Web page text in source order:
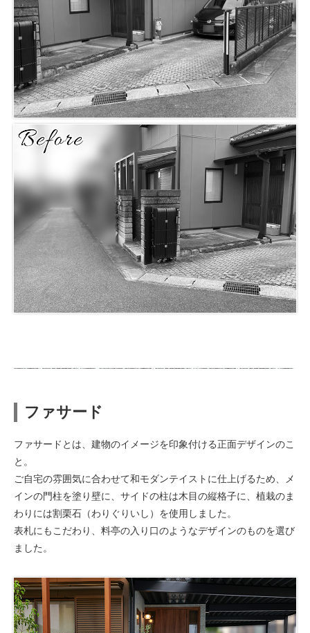
ファサード
ファサードとは、建物のイメージを印象付ける正面デザインのこ
と。
ご自宅の雰囲気に合わせて和モダンテイストに仕上げるため、メ
インの門柱を塗り壁に、サイドの柱は木目の縦格子に、植栽のま
わりには割栗石（わりぐりいし）を使用しました。
表札にもこだわり、料亭の入り口のようなデザインのものを選び
ました。